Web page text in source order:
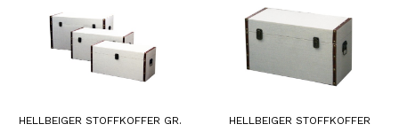
HELLBEIGER STOFFKOFFER GR. HELLBEIGER STOFFKOFFER